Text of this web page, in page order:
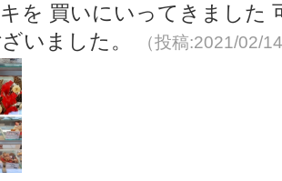
を 買いにいってきました
いました。
（投稿:2021/02/